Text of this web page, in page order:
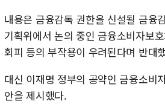
내용은 금융감독 권한을 신설될 금융
기획위에서 논의 중인 금융소비자보
회피 등의 부작용이 우려된다며 반대
대신 이재명 정부의 공약인 금융소비
안을 제시했다.